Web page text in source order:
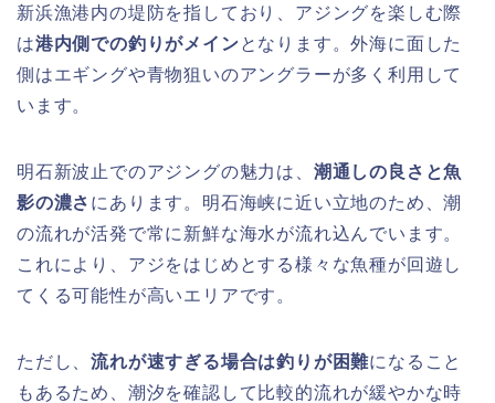
新浜漁港内の堤防を指しており、アジングを楽しむ際
は港内側での釣りがメインとなります。外海に面した
側はエギングや青物狙いのアングラーが多く利用して
います。
明石新波止でのアジングの魅力は、 潮通しの良さと魚
影の濃さ にあります。明石海峡に近い立地のため、潮
の流れが活発で常に新鮮な海水が流れ込んでいます。
これにより、アジをはじめとする様々な魚種が回遊し
てくる可能性が高いエリアです。
ただし、流れが速すぎる場合は釣りが困難になること
もあるため、潮汐を確認して比較的流れが緩やかな時